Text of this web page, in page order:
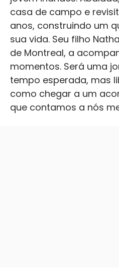
casa de campo e
anos, construindo um
sua vida. Seu filho
de Montreal, a
momentos. Será uma
tempo esperada, mas
como chegar a um
que contamos a nós